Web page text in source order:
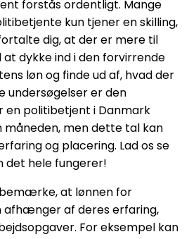
forstås ordentligt. Mange
kun tjener en skilling,
dig, at der er mere til
dykke ind i den forvirrende
løn og finde ud af, hvad der
undersøgelser er den
en politibetjent i Danmark
måneden, men dette tal kan
og placering. Lad os se
hele fungerer!
at lønnen for
afhænger af deres erfaring,
For eksempel kan